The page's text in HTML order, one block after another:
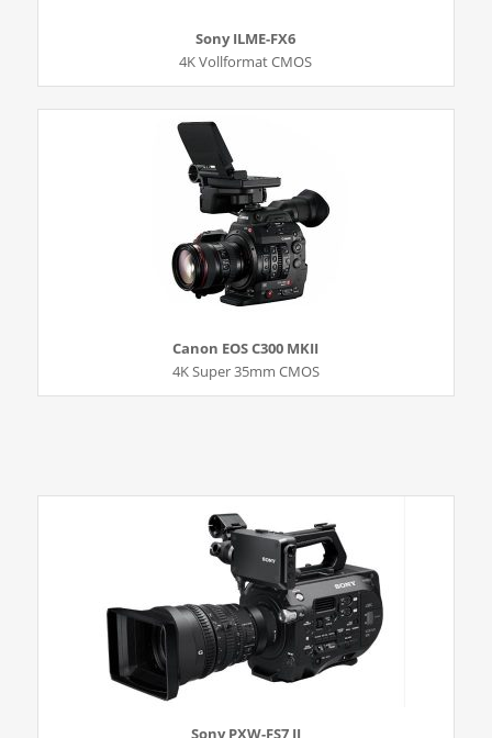
Sony ILME-FX6
4K Vollformat CMOS
Canon EOS C300 MKII
4K Super 35mm CMOS
Sony PXW-FS7 II